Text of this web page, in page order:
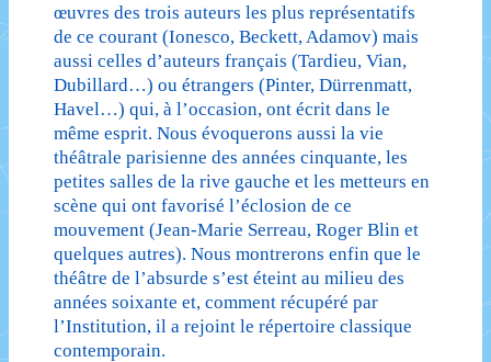
œuvres des trois auteurs les plus représentatifs
de ce courant (Ionesco, Beckett, Adamov) mais
aussi celles d’auteurs français (Tardieu, Vian,
Dubillard…) ou étrangers (Pinter, Dürrenmatt,
Havel…) qui, à l’occasion, ont écrit dans le
même esprit. Nous évoquerons aussi la vie
théâtrale parisienne des années cinquante, les
petites salles de la rive gauche et les metteurs en
scène qui ont favorisé l’éclosion de ce
mouvement (Jean-Marie Serreau, Roger Blin et
quelques autres). Nous montrerons enfin que le
théâtre de l’absurde s’est éteint au milieu des
années soixante et, comment récupéré par
l’Institution, il a rejoint le répertoire classique
contemporain.